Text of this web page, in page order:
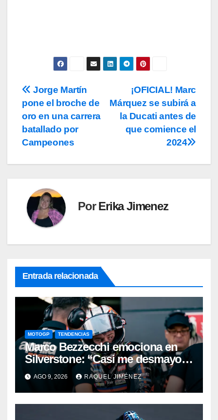
Navegación
de
entradas
¡OFICIAL! Marc
Márquez se subirá a
la Ducati antes de
que comience el
2024
Jorge Martín
pone el broche de
oro en una carrera
batallado por
Campeones
PorErika Jimenez
Entrada relacionada
MOTOGP TENDENCIAS
Marco Bezzecchi emociona en
Silverstone: “Casi me desmayo,
pero este podio vale muchísimo”
AGO 9, 2026 RAQUEL JIMÉNEZ